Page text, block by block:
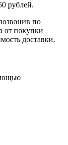
рублей.
по
от покупки
доставки.